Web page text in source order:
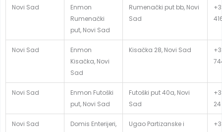
Novi Sad
Enmon
Rumenački
put, Novi Sad
Rumenački put bb, Novi
Sad
Novi Sad
Enmon
Kisačka, Novi
Sad
Kisačka 28, Novi Sad
Novi Sad
Enmon Futoški
put, Novi Sad
Futoški put 40a, Novi
Sad
24
Novi Sad
Domis Enterijeri,
Ugao Partizanske i